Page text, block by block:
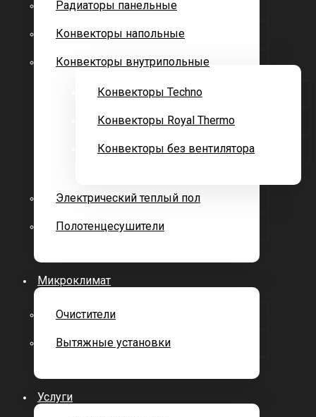
Радиаторы панельные
Конвекторы напольные
Конвекторы внутрипольные
Конвекторы Techno
Конвекторы Royal Thermo
Конвекторы без вентилятора
Электрический теплый пол
Полотенцесушители
Микроклимат
Очистители
Вытяжные установки
Услуги